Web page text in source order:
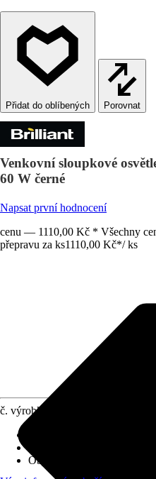
Porovnat
Venkovní sloupkové
60 W černé
Napsat první hodnocení
cenu — 1110,00 Kč * Všechny
přepravu za ks1110,00 Kč*/ ks
č. výrobku
Objímka